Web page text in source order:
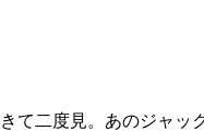
て二度見。あのジャッ